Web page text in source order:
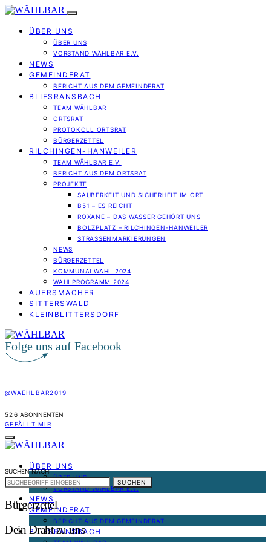
ÜBER UNS
ÜBER UNS
VORSTAND WÄHLBAR E.V.
NEWS
GEMEINDERAT
BERICHT AUS DEM GEMEINDERAT
BLIESRANSBACH
TEAM WÄHLBAR
ORTSRAT
PROTOKOLL ORTSRAT
BÜRGERZETTEL
RILCHINGEN-HANWEILER
TEAM WÄHLBAR E.V.
BERICHT AUS DEM ORTSRAT
PROJEKTE
SAUBERKEIT UND SICHERHEIT IM ORT
B51 – ES REICHT
ROXANE – DAS WASSER GEHÖRT UNS
BOLZPLATZ – RILCHINGEN-HANWEILER
STRASSENMARKIERUNGEN
NEWS
BÜRGERZETTEL
KOMMUNALWAHL 2024
WAHLPROGRAMM 2024
AUERSMACHER
SITTERSWALD
KLEINBLITTERSDORF
Folge uns auf Facebook
@WAEHLBAR2019
526 ABONNENTEN
GEFÄLLT MIR
ÜBER UNS
ÜBER UNS
VORSTAND WÄHLBAR E.V.
NEWS
GEMEINDERAT
BERICHT AUS DEM GEMEINDERAT
BLIESRANSBACH
SUCHEN NACH:
SUCHEN
Bürgerzettel
Dein Draht zu uns